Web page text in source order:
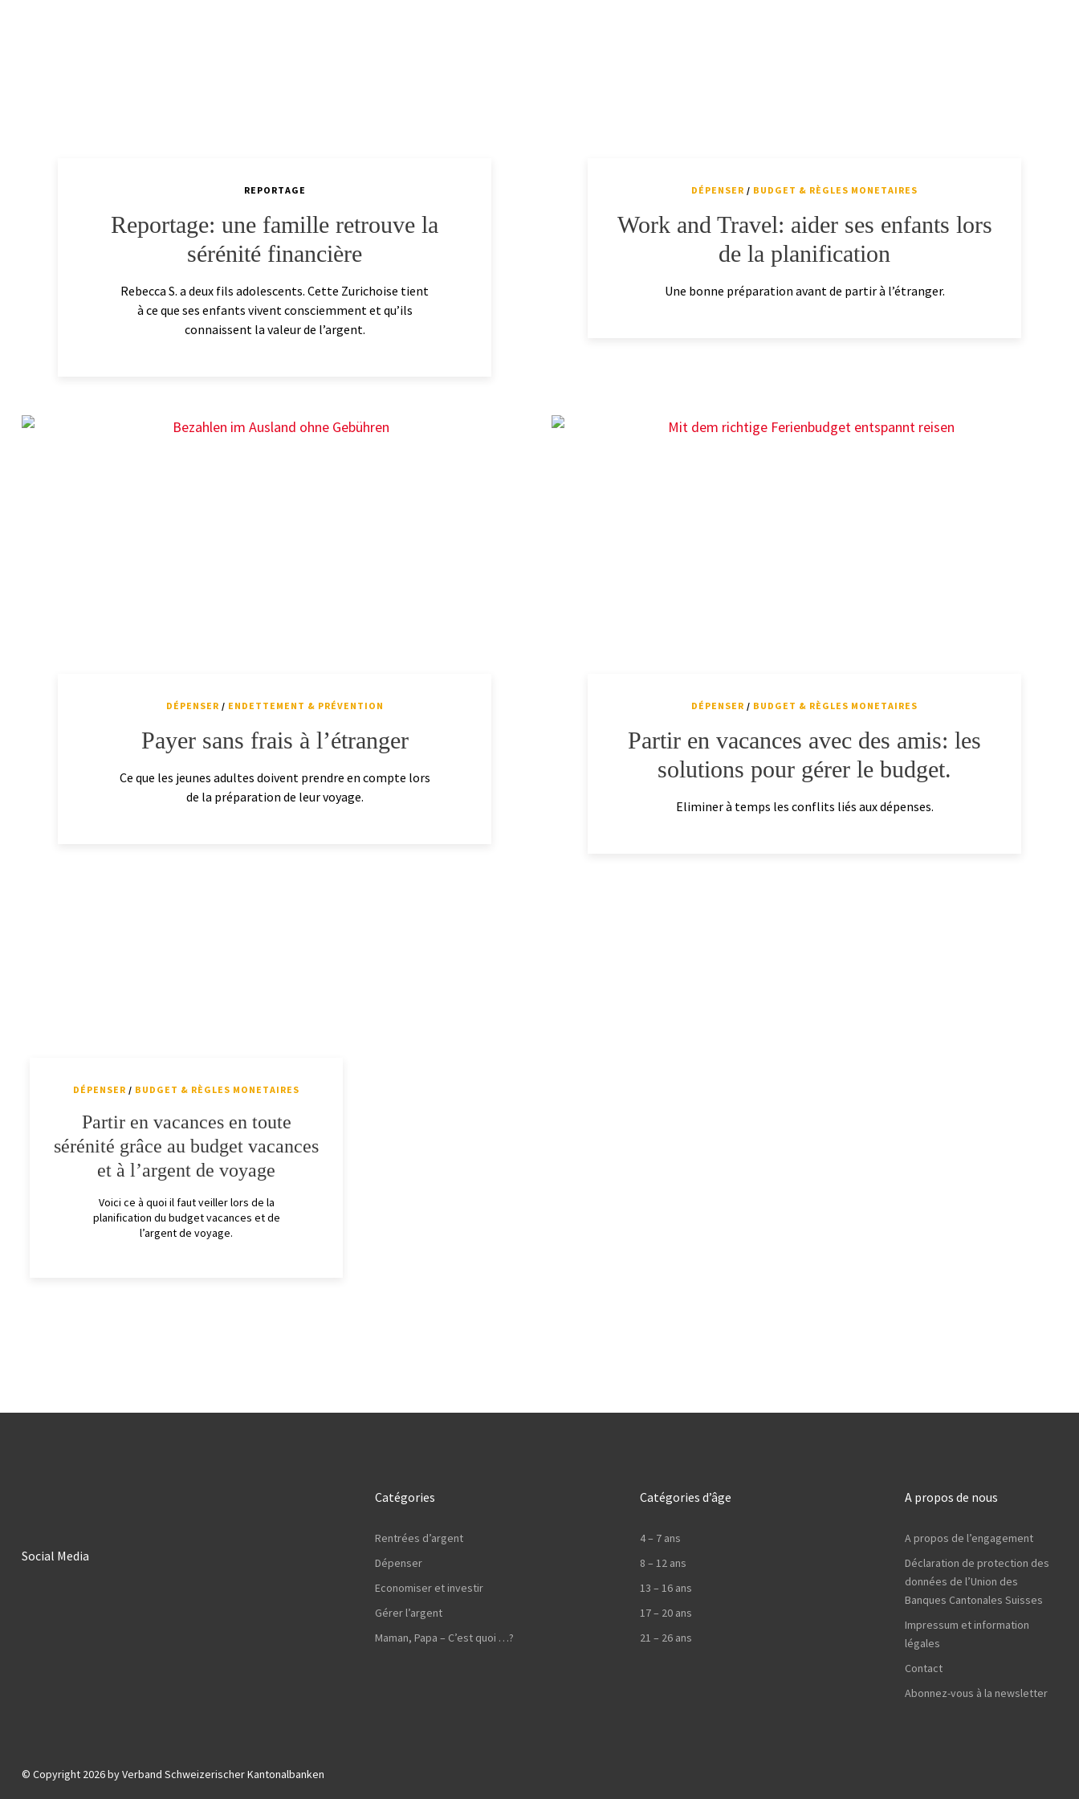
REPORTAGE
Reportage: une famille retrouve la
sérénité financière
Rebecca S. a deux fils adolescents. Cette Zurichoise tient
à ce que ses enfants vivent consciemment et qu’ils
connaissent la valeur de l’argent.
DÉPENSER / BUDGET & RÈGLES MONETAIRES
Work and Travel: aider ses enfants lors
de la planification
Une bonne préparation avant de partir à l’étranger.
DÉPENSER / ENDETTEMENT & PRÉVENTION
Payer sans frais à l’étranger
Ce que les jeunes adultes doivent prendre en compte lors
de la préparation de leur voyage.
DÉPENSER / BUDGET & RÈGLES MONETAIRES
Partir en vacances avec des amis: les
solutions pour gérer le budget.
Eliminer à temps les conflits liés aux dépenses.
DÉPENSER / BUDGET & RÈGLES MONETAIRES
Partir en vacances en toute
sérénité grâce au budget vacances
et à l’argent de voyage
Voici ce à quoi il faut veiller lors de la
planification du budget vacances et de
l’argent de voyage.
Social Media
Catégories
Rentrées d’argent
Dépenser
Economiser et investir
Gérer l’argent
Maman, Papa – C’est quoi …?
Catégories d’âge
4 – 7 ans
8 – 12 ans
13 – 16 ans
17 – 20 ans
21 – 26 ans
A propos de nous
A propos de l’engagement
Déclaration de protection des
données de l’Union des
Banques Cantonales Suisses
Impressum et information
légales
Contact
Abonnez-vous à la newsletter
© Copyright 2026 by Verband Schweizerischer Kantonalbanken